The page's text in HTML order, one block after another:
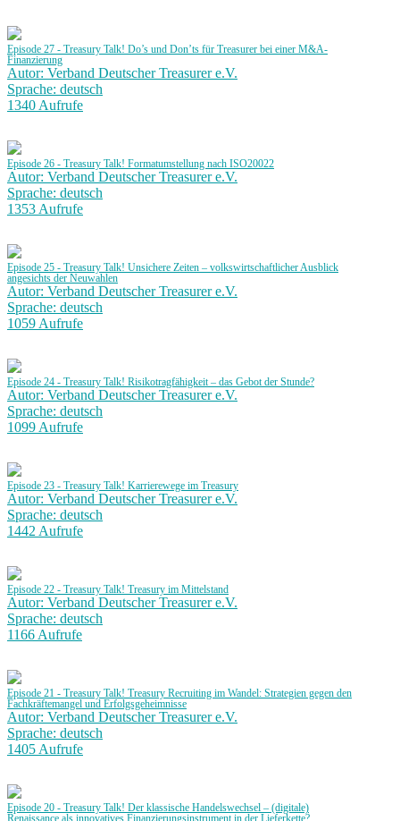
Episode 27 - Treasury Talk! Do’s und Don’ts für Treasurer bei einer M&A-
Finanzierung
Autor: Verband Deutscher Treasurer e.V.
Sprache: deutsch
1340 Aufrufe
Episode 26 - Treasury Talk! Formatumstellung nach ISO20022
Autor: Verband Deutscher Treasurer e.V.
Sprache: deutsch
1353 Aufrufe
Episode 25 - Treasury Talk! Unsichere Zeiten – volkswirtschaftlicher Ausblick
angesichts der Neuwahlen
Autor: Verband Deutscher Treasurer e.V.
Sprache: deutsch
1059 Aufrufe
Episode 24 - Treasury Talk! Risikotragfähigkeit – das Gebot der Stunde?
Autor: Verband Deutscher Treasurer e.V.
Sprache: deutsch
1099 Aufrufe
Episode 23 - Treasury Talk! Karrierewege im Treasury
Autor: Verband Deutscher Treasurer e.V.
Sprache: deutsch
1442 Aufrufe
Episode 22 - Treasury Talk! Treasury im Mittelstand
Autor: Verband Deutscher Treasurer e.V.
Sprache: deutsch
1166 Aufrufe
Episode 21 - Treasury Talk! Treasury Recruiting im Wandel: Strategien gegen den
Fachkräftemangel und Erfolgsgeheimnisse
Autor: Verband Deutscher Treasurer e.V.
Sprache: deutsch
1405 Aufrufe
Episode 20 - Treasury Talk! Der klassische Handelswechsel – (digitale)
Renaissance als innovatives Finanzierungsinstrument in der Lieferkette?